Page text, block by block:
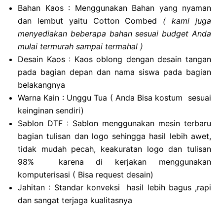
Bahan Kaos : Menggunakan Bahan yang nyaman
dan lembut yaitu Cotton Combed ( kami juga
menyediakan beberapa bahan sesuai budget Anda
mulai termurah sampai termahal )
Desain Kaos : Kaos oblong dengan desain tangan
pada bagian depan dan nama siswa pada bagian
belakangnya
Warna Kain : Unggu Tua ( Anda Bisa kostum sesuai
keinginan sendiri)
Sablon DTF : Sablon menggunakan mesin terbaru
bagian tulisan dan logo sehingga hasil lebih awet,
tidak mudah pecah, keakuratan logo dan tulisan
98% karena di kerjakan menggunakan
komputerisasi ( Bisa request desain)
Jahitan : Standar konveksi hasil lebih bagus ,rapi
dan sangat terjaga kualitasnya